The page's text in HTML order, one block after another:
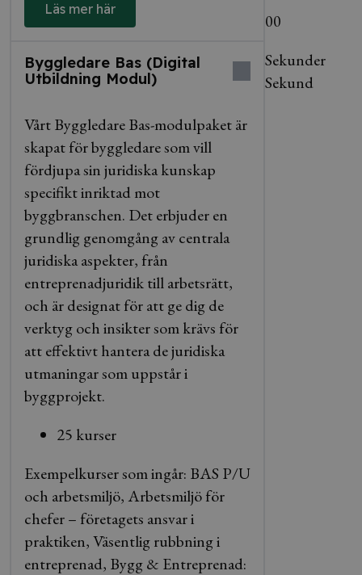
Läs mer här
Byggledare Bas (Digital
Utbildning Modul)
Vårt Byggledare Bas-modulpaket är
skapat för byggledare som vill
fördjupa sin juridiska kunskap
specifikt inriktad mot
byggbranschen. Det erbjuder en
grundlig genomgång av centrala
juridiska aspekter, från
entreprenadjuridik till arbetsrätt,
och är designat för att ge dig de
verktyg och insikter som krävs för
att effektivt hantera de juridiska
utmaningar som uppstår i
byggprojekt.
25 kurser
Exempelkurser som ingår: BAS P/U
och arbetsmiljö, Arbetsmiljö för
chefer – företagets ansvar i
praktiken, Väsentlig rubbning i
entreprenad, Bygg & Entreprenad:
00
Sekunder
Sekund